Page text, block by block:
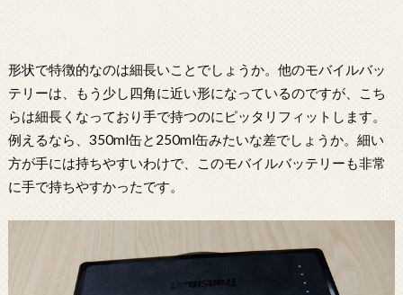
形状で特徴的なのは細長いことでしょうか。他のモバイルバッ
テリーは、もう少し四角に近い形になっているのですが、こち
らは細長くなっており手で持つのにピッタリフィットします。
例えるなら、350ml缶と250ml缶みたいな差でしょうか。細い
方が手には持ちやすいわけで、このモバイルバッテリーも非常
に手で持ちやすかったです。